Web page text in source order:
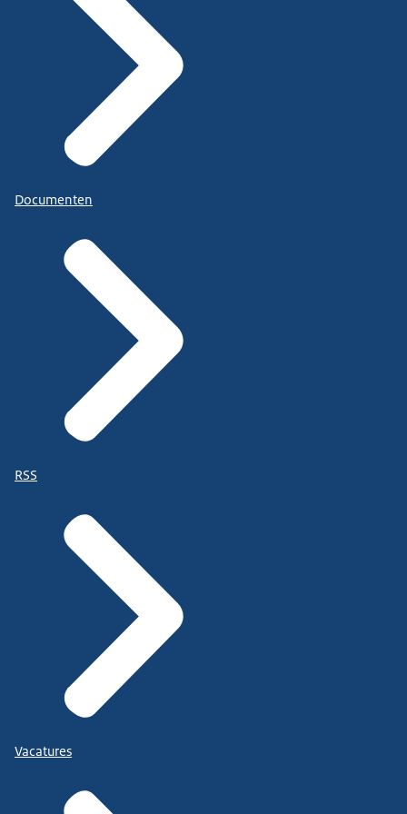
Documenten
RSS
Vacatures